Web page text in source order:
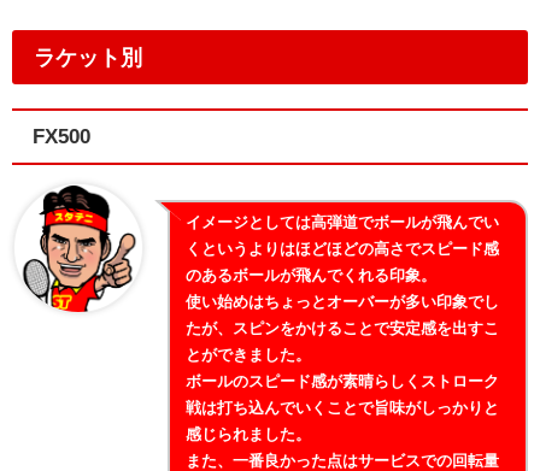
ラケット別
FX500
イメージとしては高弾道でボールが飛んでい
くというよりはほどほどの高さでスピード感
のあるボールが飛んでくれる印象。
使い始めはちょっとオーバーが多い印象でし
たが、スピンをかけることで安定感を出すこ
とができました。
ボールのスピード感が素晴らしくストローク
戦は打ち込んでいくことで旨味がしっかりと
感じられました。
また、一番良かった点はサービスでの回転量